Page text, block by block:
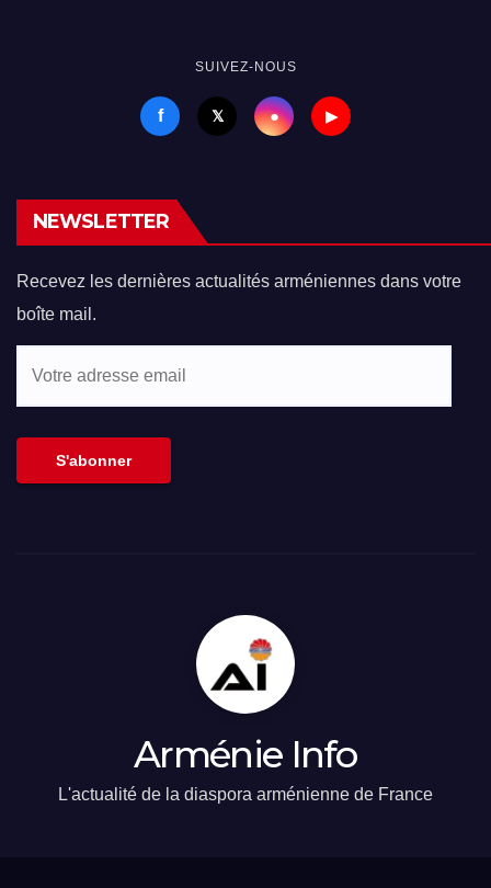
SUIVEZ-NOUS
f 𝕏 ● ▶
NEWSLETTER
Recevez les dernières actualités arméniennes dans votre
boîte mail.
S'abonner
Arménie Info
L'actualité de la diaspora arménienne de France